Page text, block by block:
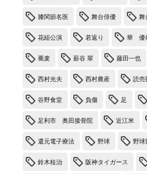
膝関節名医 舞台俳優 舞
花組公演 若返り 華 優
蕎麦 薪谷 翠 藤田一也
西村光夫 西村農産 読売
谷野食堂 負傷 足
足利市 奥田接骨院 近江米
還元電子療法 野球 野球
鈴木桂治 阪神タイガース